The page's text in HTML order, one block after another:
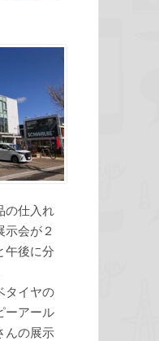
の仕入れ
会が２
午後に分
タイヤの
ーアール
んの展示